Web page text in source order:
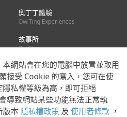
奧丁丁體驗
OwlTing Experiences
故事所
OwlStay
網站會在您的電腦中放置並取用
接受 Cookie 的寫入，您可在使
私權等級為高，即可拒絕
導致網站某些功能無法正常執
版本 隱私權政策 及 使用者條款 ，